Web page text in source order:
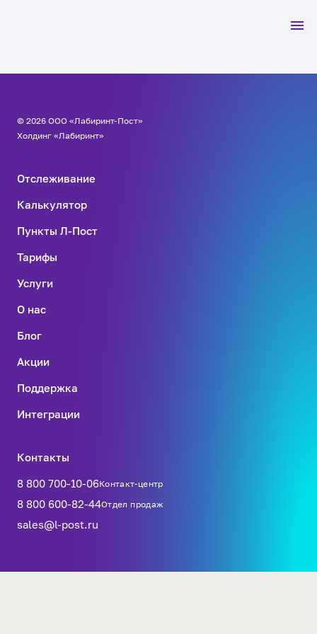
© 2026 ООО «Лабиринт-Пост»
Холдинг «Лабиринт»
Отслеживание
Калькулятор
Пункты Л-Пост
Тарифы
Услуги
О нас
Блог
Акции
Поддержка
Интеграции
Контакты
8 800 700-10-06Контакт-центр
8 800 600-82-44Отдел продаж
sales@l-post.ru